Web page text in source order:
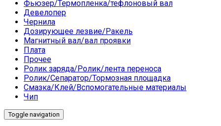
Фьюзер/Термопленка/тефлоновый вал
Девелопер
Чернила
Дозирующее лезвие/Ракель
Магнитный вал/вал проявки
Плата
Прочее
Ролик заряда/Ролик/лента переноса
Ролик/Сепаратор/Тормозная площадка
Смазка/Клей/Вспомогательные материалы
Чип
Toggle navigation